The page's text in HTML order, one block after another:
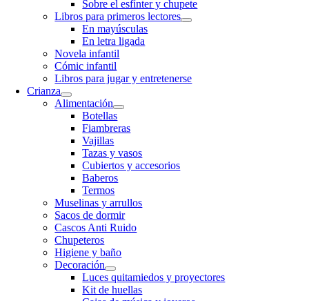
Sobre el esfínter y chupete
Libros para primeros lectores
En mayúsculas
En letra ligada
Novela infantil
Cómic infantil
Libros para jugar y entretenerse
Crianza
Alimentación
Botellas
Fiambreras
Vajillas
Tazas y vasos
Cubiertos y accesorios
Baberos
Termos
Muselinas y arrullos
Sacos de dormir
Cascos Anti Ruido
Chupeteros
Higiene y baño
Decoración
Luces quitamiedos y proyectores
Kit de huellas